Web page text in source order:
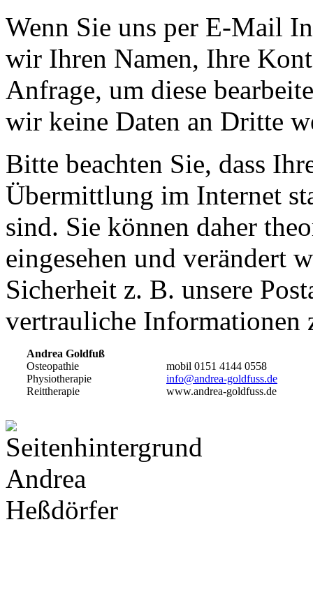
Wenn Sie uns per E-Mail
wir Ihren Namen, Ihre
Anfrage, um diese
wir keine Daten an Dritte
Bitte beachten Sie, dass
Übermittlung im Internet
sind. Sie können daher
eingesehen und verändert
Sicherheit z. B. unsere
vertrauliche Informationen
Andrea Goldfuß
Osteopathie
Physiotherapie
Reittherapie
mobil 0151 4144 0558
info@andrea-goldfuss.de
www.andrea-goldfuss.de